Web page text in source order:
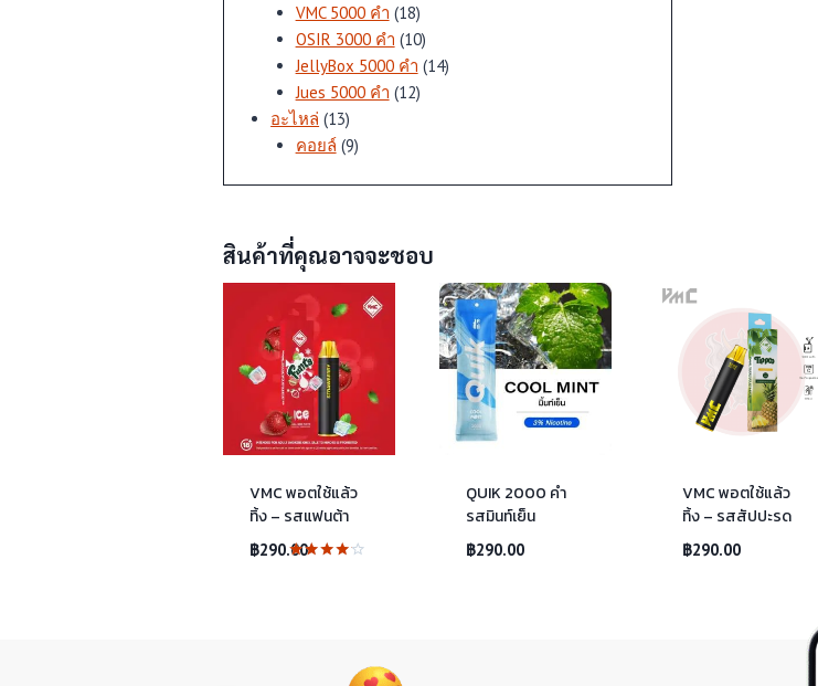
สินค้า
VMC 5000 คำ 1818
สินค้า
OSIR 3000 คำ 1010
สินค้า
JellyBox 5000 คำ 1414
Jues 5000 คำ 1212
อะไหล่ 1313
สินค้า
คอยล์ 99
สินค้าที่คุณอาจจะชอบ
VMC พอตใช้แล้ว
ทิ้ง – รสแฟนต้า
฿290.00
QUIK 2000 คำ
รสมินท์เย็น
฿290.00
VMC พอตใช้แล้ว
ทิ้ง – รสสัปปะรด
฿290.00